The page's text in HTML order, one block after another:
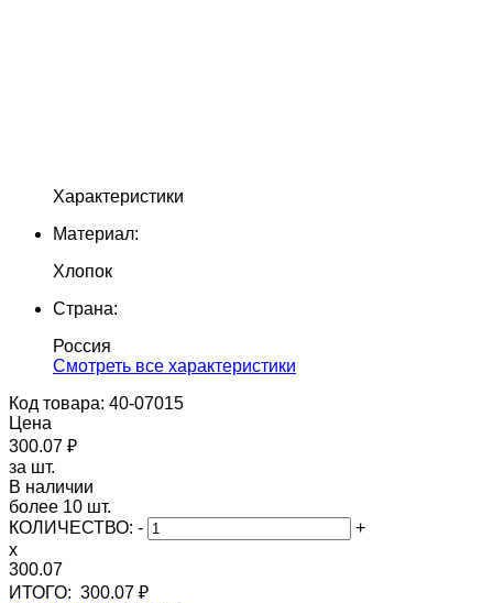
Характеристики
Материал:
Хлопок
Страна:
Россия
Cмотреть все характеристики
Код товара: 40-07015
Цена
300.07 ₽
за шт.
В наличии
более 10 шт.
КОЛИЧЕСТВО: -
+
x
300.07
ИТОГО: 300.07 ₽